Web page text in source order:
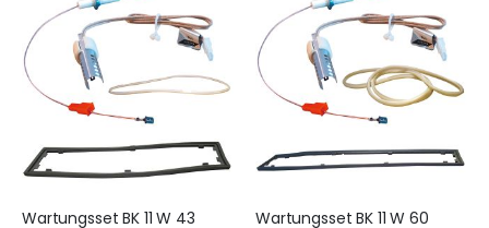
Wartungsset BK 11 W 43 Wartungsset BK 11 W 60